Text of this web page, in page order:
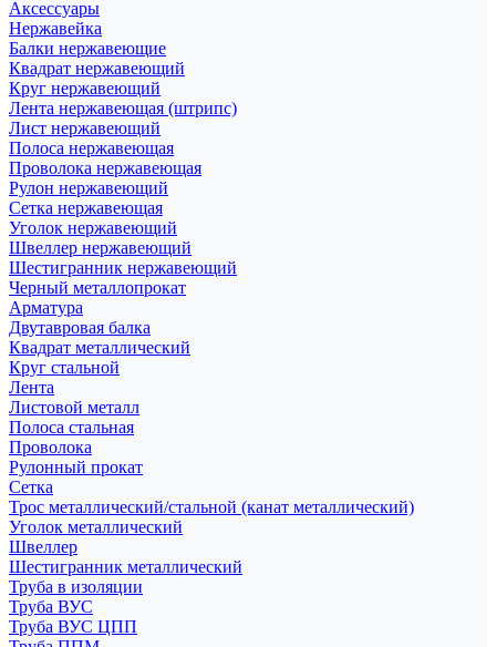
Аксессуары
Нержавейка
Балки нержавеющие
Квадрат нержавеющий
Круг нержавеющий
Лента нержавеющая (штрипс)
Лист нержавеющий
Полоса нержавеющая
Проволока нержавеющая
Рулон нержавеющий
Сетка нержавеющая
Уголок нержавеющий
Швеллер нержавеющий
Шестигранник нержавеющий
Черный металлопрокат
Арматура
Двутавровая балка
Квадрат металлический
Круг стальной
Лента
Листовой металл
Полоса стальная
Проволока
Рулонный прокат
Сетка
Трос металлический/стальной (канат металлический)
Уголок металлический
Швеллер
Шестигранник металлический
Труба в изоляции
Труба ВУС
Труба ВУС ЦПП